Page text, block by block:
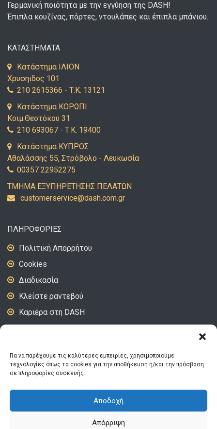
Για να παρέχουμε τις καλύτερες εμπειρίες, χρησιμοποιούμε
τεχνολογίες όπως τα cookies για την αποθήκευση ή/και την πρόσβαση
σε πληροφορίες συσκευής.
Αποδοχή
Απόρριψη
Γερμανική ποιότητα με την εγγύηση της DASH!
Έπιπλα κουζίνας, πόρτες, ντουλάπες και έπιπλα μπάνιου.
ΚΑΤΑΣΤΗΜΑΤΑ
Κατάστημα ΙΛΙΟΝ
Χρυσηιδος 101
210 2615366 - Τ.Κ. 13121
Κατάστημα ΚΟΡΩΠΙ
Κοιμ.Θεοτόκου 31
210 693067 - Τ.Κ. 19400
Κατάστημα ΚΥΠΡΟΣ
Αθαλάσσης 55, Στρόβολο - Λευκωσία
00357 22952275
ΤΜΗΜΑ ΕΞΥΠΗΡΕΤΗΣΗΣ ΠΕΛΑΤΩΝ
rg.mo
c.hsa
d@eci
vresr
emots
uc
ΠΛΗΡΟΦΟΡΙΕΣ
Πολιτική Απορρήτου
Cookies
Διαδικασία
Κλείστε ραντεβού
Καριέρα στη DASH
ΑΚΟΛΟΥΘΗΣΤΕ ΜΑΣ
© 2026 DASH | Designed and Developed by
Συχνές ερωτήσεις Αναζήτηση εργασίας